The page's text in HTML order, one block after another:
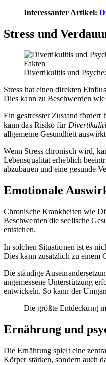
Interessanter Artikel:
Stress und
Divertikulitis und
Stress hat einen direkten
Dies kann zu Beschwerden
Ein gestresster Zustand fördert
kann das Risiko für
allgemeine Gesundheit
Wenn Stress chronisch wird,
Lebensqualität erheblich
abzubauen und eine gesunde
Emotionale
Chronische Krankheiten wie
Beschwerden die seelische
entstehen.
In solchen Situationen ist es
Dies kann zusätzlich zu einem
Die ständige
angemessene Unterstützung
entwickeln. So kann der
Die größte Entdeckung
Ernährung und
Die Ernährung spielt eine
Körper stärken, sondern auch